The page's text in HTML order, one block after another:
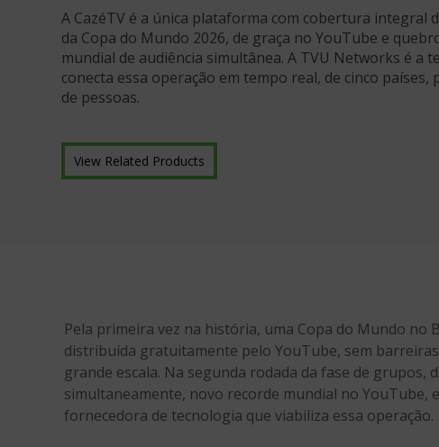
A CazéTV é a única plataforma com cobertura integral
da Copa do Mundo 2026, de graça no YouTube e
mundial de audiência simultânea. A TVU Networks é a
conecta essa operação em tempo real, de cinco países,
de pessoas.
View Related Products
Pela primeira vez na história, uma Copa do Mundo
distribuída gratuitamente pelo YouTube, sem
grande escala. Na segunda rodada da fase de
simultaneamente, novo recorde mundial no YouTube,
fornecedora de tecnologia que viabiliza essa operação.